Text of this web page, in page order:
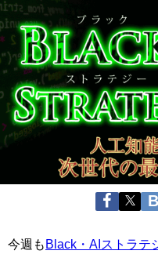
今週もBlack・AIストラテ